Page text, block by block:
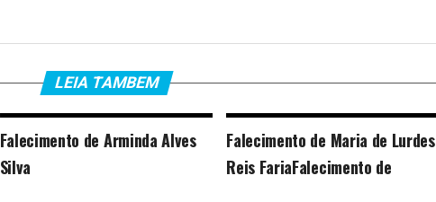
LEIA TAMBEM
Falecimento de Arminda Alves
Silva
Falecimento de Maria de Lurdes
Reis FariaFalecimento de